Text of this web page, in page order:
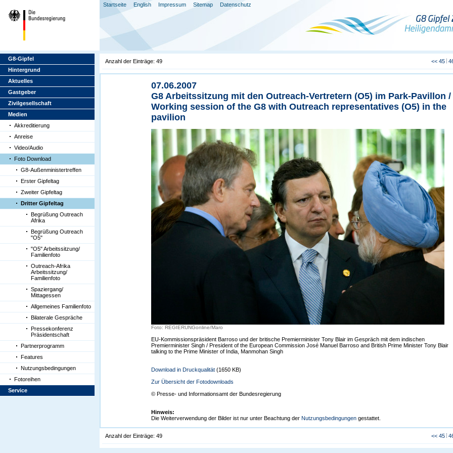
Startseite English Impressum Sitemap Datenschutz
G8-Gipfel
Hintergrund
Aktuelles
Gastgeber
Zivilgesellschaft
Medien
Akkreditierung
Anreise
Video/Audio
Foto Download
G8-Außenministertreffen
Erster Gipfeltag
Zweiter Gipfeltag
Dritter Gipfeltag
Begrüßung Outreach
Afrika
Begrüßung Outreach
"O5"
"O5" Arbeitssitzung/
Familienfoto
Outreach-Afrika
Arbeitssitzung/
Familienfoto
Spaziergang/
Mittagessen
Allgemeines Familienfoto
Bilaterale Gespräche
Pressekonferenz
Präsidentschaft
Partnerprogramm
Features
Nutzungsbedingungen
Fotoreihen
Service
Anzahl der Einträge: 49 << 45
07.06.2007
G8 Arbeitssitzung mit den Outreach-Vertretern (O5) im Park-Pavillon /
Working session of the G8 with Outreach representatives (O5) in the
pavilion
Foto: REGIERUNGonline/Maro
EU-Kommissionspräsident Barroso und der britische Premierminister Tony Blair im Gespräch mit dem indischen
Premierminister Singh / President of the European Commission José Manuel Barroso and British Prime Minister Tony Blair
talking to the Prime Minister of India, Manmohan Singh
Download in Druckqualität (1650 KB)
Zur Übersicht der Fotodownloads
© Presse- und Informationsamt der Bundesregierung
Hinweis:
Die Weiterverwendung der Bilder ist nur unter Beachtung der Nutzungsbedingungen gestattet.
Anzahl der Einträge: 49 << 45